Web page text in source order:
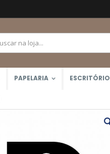
PAPELARIA ESCRITÓRIO